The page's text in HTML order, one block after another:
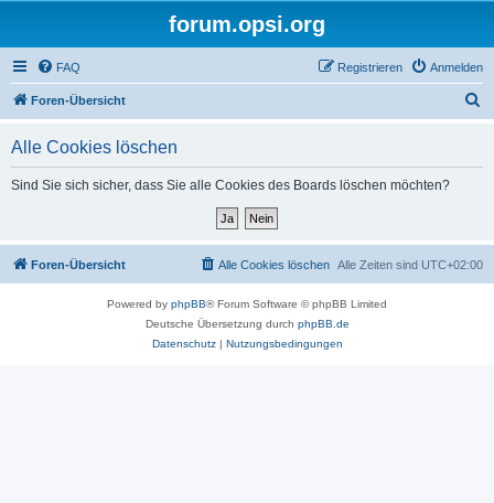
forum.opsi.org
FAQ Anmelden
Registrieren
Foren-Übersicht
Alle Cookies löschen
Sind Sie sich sicher, dass Sie alle Cookies des Boards löschen möchten?
Foren-Übersicht Alle Zeiten sind UTC+02:00
Alle Cookies löschen
Powered by phpBB® Forum Software © phpBB Limited
Deutsche Übersetzung durch phpBB.de
Datenschutz| Nutzungsbedingungen